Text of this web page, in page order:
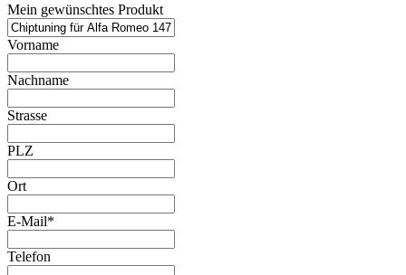
Mein gewünschtes Produkt
Vorname
Nachname
Strasse
PLZ
Ort
E-Mail*
Telefon